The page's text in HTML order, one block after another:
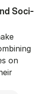
So­ci­
on